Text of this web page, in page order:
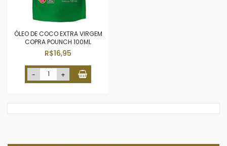
ÓLEO DE COCO EXTRA VIRGEM
COPRA POUNCH 100ML
R$16,95
- +